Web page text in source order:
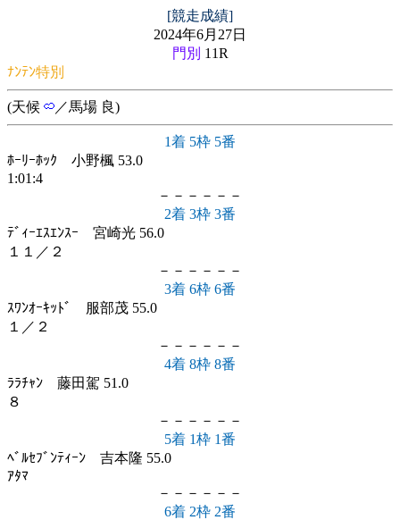
[競走成績]
2024年6月27日
門別 11R
ﾅﾝﾃﾝ特別
(天候 ／馬場 良)
1着 5枠 5番
ﾎｰﾘｰﾎｯｸ 小野楓 53.0
1:01:4
－－－－－－
2着 3枠 3番
ﾃﾞｨｰｴｽｴﾝｽｰ 宮崎光 56.0
１１／２
－－－－－－
3着 6枠 6番
ｽﾜﾝｵｰｷｯﾄﾞ 服部茂 55.0
１／２
－－－－－－
4着 8枠 8番
ﾗﾗﾁｬﾝ 藤田駕 51.0
８
－－－－－－
5着 1枠 1番
ﾍﾞﾙｾﾌﾞﾝﾃｨｰﾝ 吉本隆 55.0
ｱﾀﾏ
－－－－－－
6着 2枠 2番